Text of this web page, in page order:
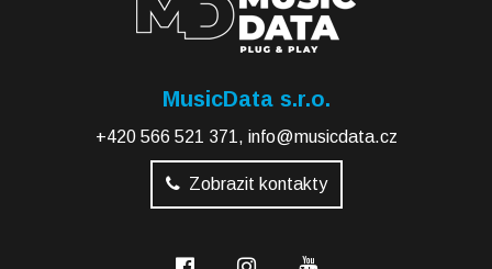
MusicData s.r.o.
+420 566 521 371 , info@musicdata.cz
Zobrazit kontakty